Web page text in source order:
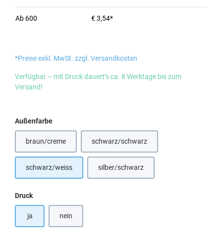
Ab 600 € 3,54*
*Preise exkl. MwSt. zzgl. Versandkosten
Verfügbar – mit Druck dauert’s ca. 8 Werktage bis zum
Versand!
Außenfarbeauswählen
braun/creme
(Diese Option ist zurzeit nicht verfügbar.)
schwarz/schwarz(Diese Option ist zurzeit nicht
schwarz/weiss silber/schwarz(Diese Option ist zurzeit nicht
Druckauswählen
ja nein